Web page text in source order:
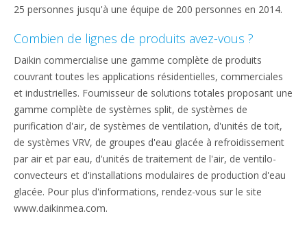
25 personnes jusqu'à une équipe de 200 personnes en 2014.
Combien de lignes de produits avez-vous ?
Daikin commercialise une gamme complète de produits
couvrant toutes les applications résidentielles, commerciales
et industrielles. Fournisseur de solutions totales proposant une
gamme complète de systèmes split, de systèmes de
purification d'air, de systèmes de ventilation, d'unités de toit,
de systèmes VRV, de groupes d'eau glacée à refroidissement
par air et par eau, d'unités de traitement de l'air, de ventilo-
convecteurs et d'installations modulaires de production d'eau
glacée. Pour plus d'informations, rendez-vous sur le site
www.daikinmea.com.